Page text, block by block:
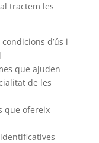
tractem les
d’ús i
que ajuden
de les
que ofereix